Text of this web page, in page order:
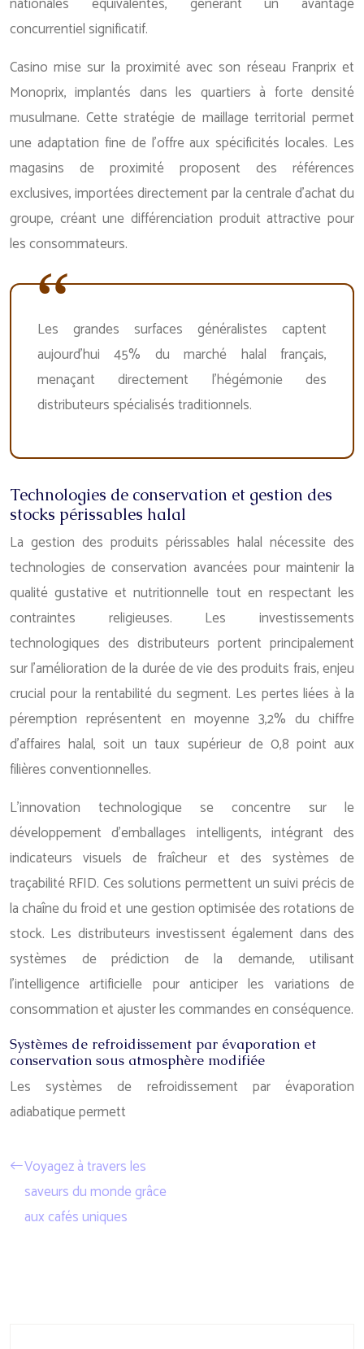
concurrentiel significatif.
Casino mise sur la proximité avec son réseau Franprix et
Monoprix, implantés dans les quartiers à forte densité
musulmane. Cette stratégie de maillage territorial permet
une adaptation fine de l’offre aux spécificités locales. Les
magasins de proximité proposent des références
exclusives, importées directement par la centrale d’achat du
groupe, créant une différenciation produit attractive pour
les consommateurs.
Les grandes surfaces généralistes captent
aujourd’hui 45% du marché halal français,
menaçant directement l’hégémonie des
distributeurs spécialisés traditionnels.
Technologies de conservation et gestion des
stocks périssables halal
La gestion des produits périssables halal nécessite des
technologies de conservation avancées pour maintenir la
qualité gustative et nutritionnelle tout en respectant les
contraintes religieuses. Les investissements
technologiques des distributeurs portent principalement
sur l’amélioration de la durée de vie des produits frais, enjeu
crucial pour la rentabilité du segment. Les pertes liées à la
péremption représentent en moyenne 3,2% du chiffre
d’affaires halal, soit un taux supérieur de 0,8 point aux
filières conventionnelles.
L’innovation technologique se concentre sur le
développement d’emballages intelligents, intégrant des
indicateurs visuels de fraîcheur et des systèmes de
traçabilité RFID. Ces solutions permettent un suivi précis de
la chaîne du froid et une gestion optimisée des rotations de
stock. Les distributeurs investissent également dans des
systèmes de prédiction de la demande, utilisant
l’intelligence artificielle pour anticiper les variations de
consommation et ajuster les commandes en conséquence.
Systèmes de refroidissement par évaporation et
conservation sous atmosphère modifiée
Les systèmes de refroidissement par évaporation
adiabatique permett
Voyagez à travers les
saveurs du monde grâce
aux cafés uniques